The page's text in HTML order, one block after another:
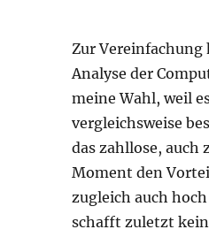
Zur Vereinfachung
Analyse der
meine Wahl, weil
vergleichsweise
das zahllose, auch
Moment den
zugleich auch
schafft zuletzt